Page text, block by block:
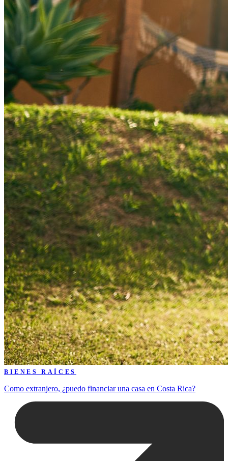
BIENES RAÍCES
Como extranjero, ¿puedo financiar una casa en Costa Rica?